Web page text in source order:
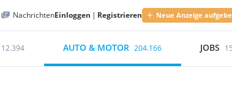
NachrichtenEinloggen | Registrieren Neue Anzeige
AUTO & MOTOR 204.166 JOBS